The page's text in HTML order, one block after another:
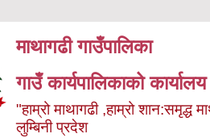
माथागढी गाउँपालिका
गाउँ कार्यपालिकाको कार्यालय
"हाम्रो माथागढी ,हाम्रो शान:समृद्ध
लुम्बिनी प्रदेश